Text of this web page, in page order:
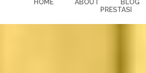
HOME ABOUT BLOG
PRESTASI